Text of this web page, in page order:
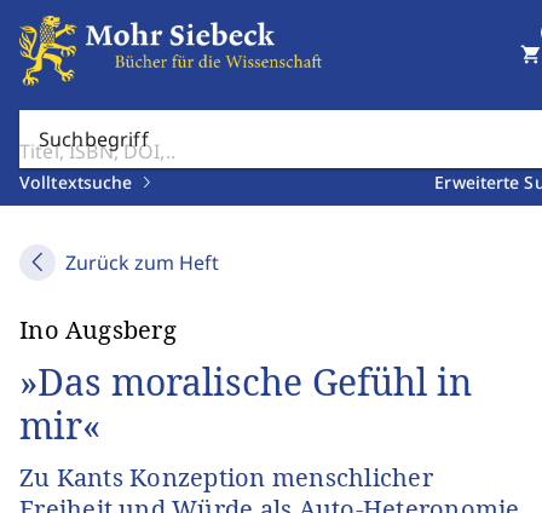
Suchbegriff
Volltextsuche Erweiterte
shopping_cart
Zurück zum Heft
Ino Augsberg
»Das moralische Gefühl in
mir«
Zu Kants Konzeption menschlicher